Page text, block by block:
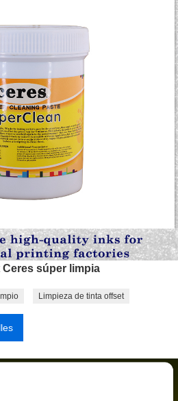
súper limpia
Limpieza de tinta offset